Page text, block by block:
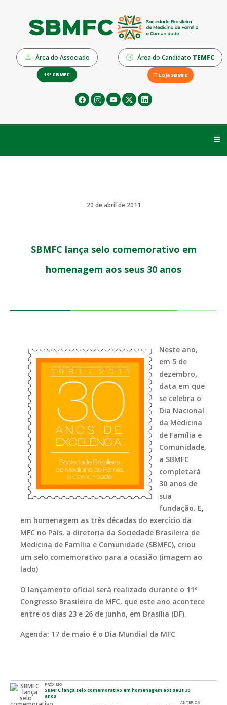
Área do Associado Área do Candidato TEMFC
19º CBMFC Loja SBMFC
☰
20 de abril de 2011
SBMFC lança selo comemorativo em
homenagem aos seus 30 anos
Neste ano,
em 5 de
dezembro,
data em que
se celebra o
Dia Nacional
da Medicina
de Família e
Comunidade,
a SBMFC
completará
30 anos de
sua
fundação. E,
em homenagem as três décadas do exercício da
MFC no País, a diretoria da Sociedade Brasileira de
Medicina de Família e Comunidade (SBMFC), criou
um selo comemorativo para a ocasião (imagem ao
lado)
O lançamento oficial será realizado durante o 11º
Congresso Brasileiro de MFC, que este ano acontece
entre os dias 23 e 26 de junho, em Brasília (DF).
Agenda: 17 de maio é o Dia Mundial da MFC
PRÓXIMO
SBMFC lança selo comemorativo em homenagem aos seus 30
anos
ANTERIOR